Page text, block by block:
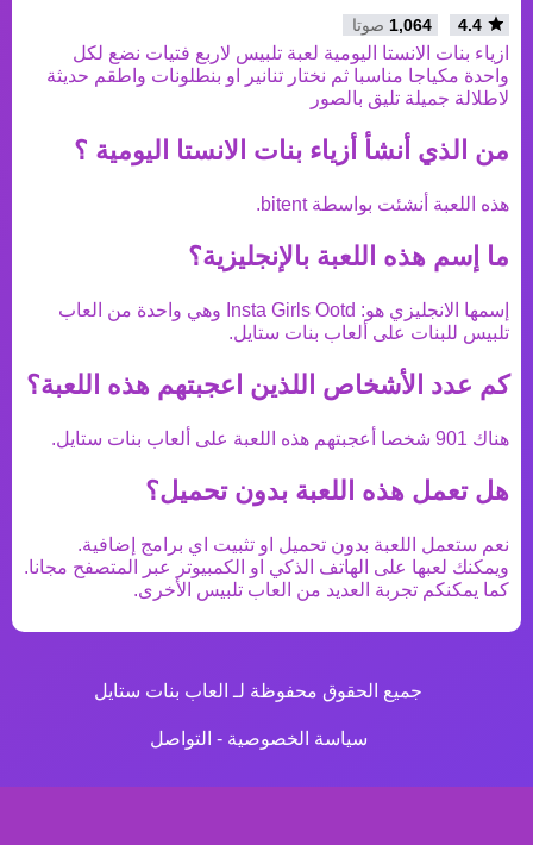
1,064 صوتا
ازياء بنات الانستا اليومية لعبة تلبيس لاربع فتيات نضع لكل
واحدة مكياجا مناسبا ثم نختار تنانير او بنطلونات واطقم حديثة
لاطلالة جميلة تليق بالصور
من الذي أنشأ أزياء بنات الانستا اليومية ؟
هذه اللعبة أنشئت بواسطةbitent
.
ما إسم هذه اللعبة بالإنجليزية؟
إسمها الانجليزي هو: Insta Girls Ootd وهي واحدة من العاب
تلبيس للبنات على ألعاب بنات ستايل.
كم عدد الأشخاص اللذين اعجبتهم هذه اللعبة؟
هناك 901 شخصا أعجبتهم هذه اللعبة على ألعاب بنات ستايل.
هل تعمل هذه اللعبة بدون تحميل؟
نعم ستعمل اللعبة بدون تحميل او تثبيت اي برامج إضافية.
ويمكنك لعبها على الهاتف الذكي او الكمبيوتر عبر المتصفح مجانا.
كما يمكنكم تجربة العديد من العاب تلبيس الأخرى.
جميع الحقوق محفوظة لـ العاب بنات ستايل
سياسة الخصوصية - التواصل